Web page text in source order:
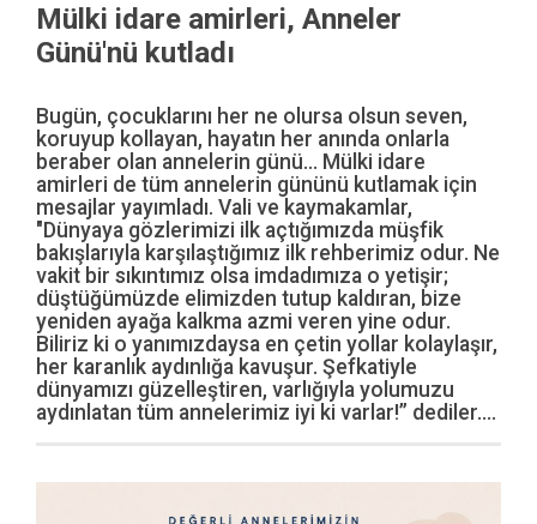
Mülki idare amirleri, Anneler
Günü'nü kutladı
Bugün, çocuklarını her ne olursa olsun seven,
koruyup kollayan, hayatın her anında onlarla
beraber olan annelerin günü... Mülki idare
amirleri de tüm annelerin gününü kutlamak için
mesajlar yayımladı. Vali ve kaymakamlar,
"Dünyaya gözlerimizi ilk açtığımızda müşfik
bakışlarıyla karşılaştığımız ilk rehberimiz odur. Ne
vakit bir sıkıntımız olsa imdadımıza o yetişir;
düştüğümüzde elimizden tutup kaldıran, bize
yeniden ayağa kalkma azmi veren yine odur.
Biliriz ki o yanımızdaysa en çetin yollar kolaylaşır,
her karanlık aydınlığa kavuşur. Şefkatiyle
dünyamızı güzelleştiren, varlığıyla yolumuzu
aydınlatan tüm annelerimiz iyi ki varlar!” dediler....